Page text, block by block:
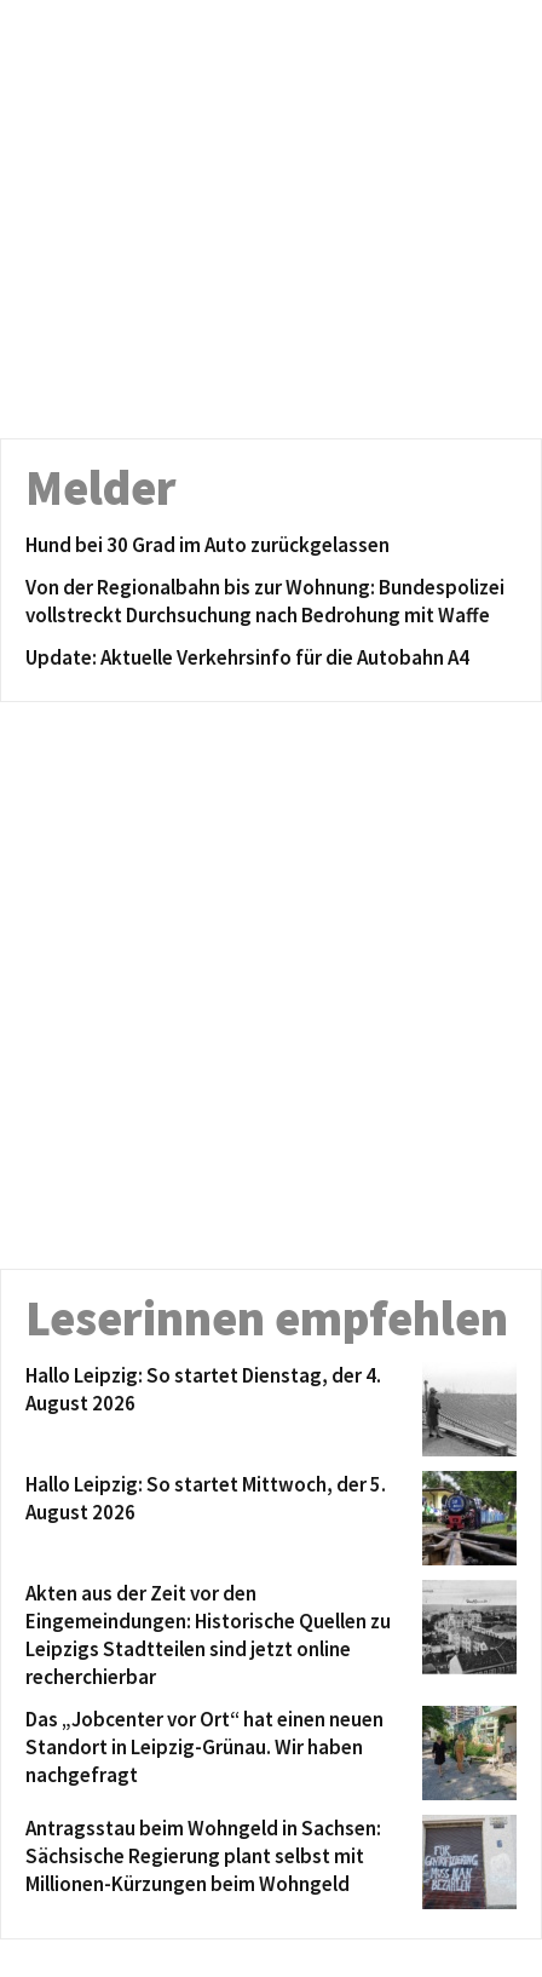
Melder
Hund bei 30 Grad im Auto zurückgelassen
Von der Regionalbahn bis zur Wohnung: Bundespolizei
vollstreckt Durchsuchung nach Bedrohung mit Waffe
Update: Aktuelle Verkehrsinfo für die Autobahn A4
Leserinnen empfehlen
Hallo Leipzig: So startet Dienstag, der 4.
August 2026
Hallo Leipzig: So startet Mittwoch, der 5.
August 2026
Akten aus der Zeit vor den
Eingemeindungen: Historische Quellen zu
Leipzigs Stadtteilen sind jetzt online
recherchierbar
Das „Jobcenter vor Ort“ hat einen neuen
Standort in Leipzig-Grünau. Wir haben
nachgefragt
Antragsstau beim Wohngeld in Sachsen:
Sächsische Regierung plant selbst mit
Millionen-Kürzungen beim Wohngeld